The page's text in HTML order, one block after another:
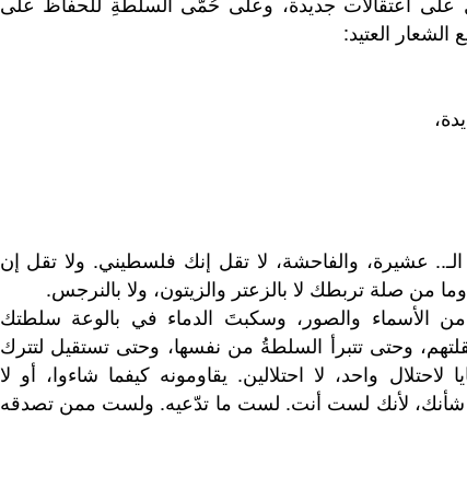
الشعار العتيد:
الـ.. عشيرة، والفاحشة، لا تقل إنك فلسطيني. ولا تقل إن
من صلة تربطك لا بالزعتر والزيتون، ولا بالنرجس.
من الأسماء والصور، وسكبتَ الدماء في بالوعة سلطتك
وحتى تتبرأ السلطةُ من نفسها، وحتى تستقيل لتترك
لاحتلال واحد، لا احتلالين. يقاومونه كيفما شاءوا، أو لا
شأنك، لأنك لست أنت. لست ما تدّعيه. ولست ممن تصدقه